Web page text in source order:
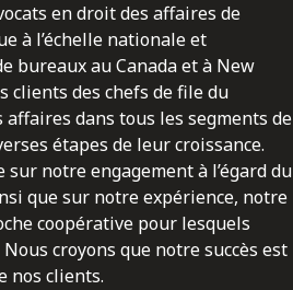
en droit des affaires de
à l’échelle nationale et
bureaux au Canada et à New
clients des chefs de file du
affaires dans tous les segments de
étapes de leur croissance.
notre engagement à l’égard du
que sur notre expérience, notre
coopérative pour lesquels
croyons que notre succès est
nos clients.